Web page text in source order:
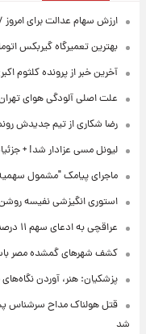
ارزش سهام عدالت برای امروز ۱۷ مرداد ۱۴۰۵ + جدول
بهترین تعمیرگاه گیربکس
آخرین خبر از پرونده کلثوم
علت اصلی آلودگی هوای
رضا شکاری از تیم جدیدش
لیونل مسی عزادار شد! +
ماجرای پیامک "مشمول
استوری انگیزشی نفیسه
عراقچی به ادعای سهم ۱۱ درصدی ایران از خزر پاسخ داد
کشف شهرهای گمشده مصر
پزشکیان: هنر، آوردن
قتل هولناک مداح سرشناس
شد